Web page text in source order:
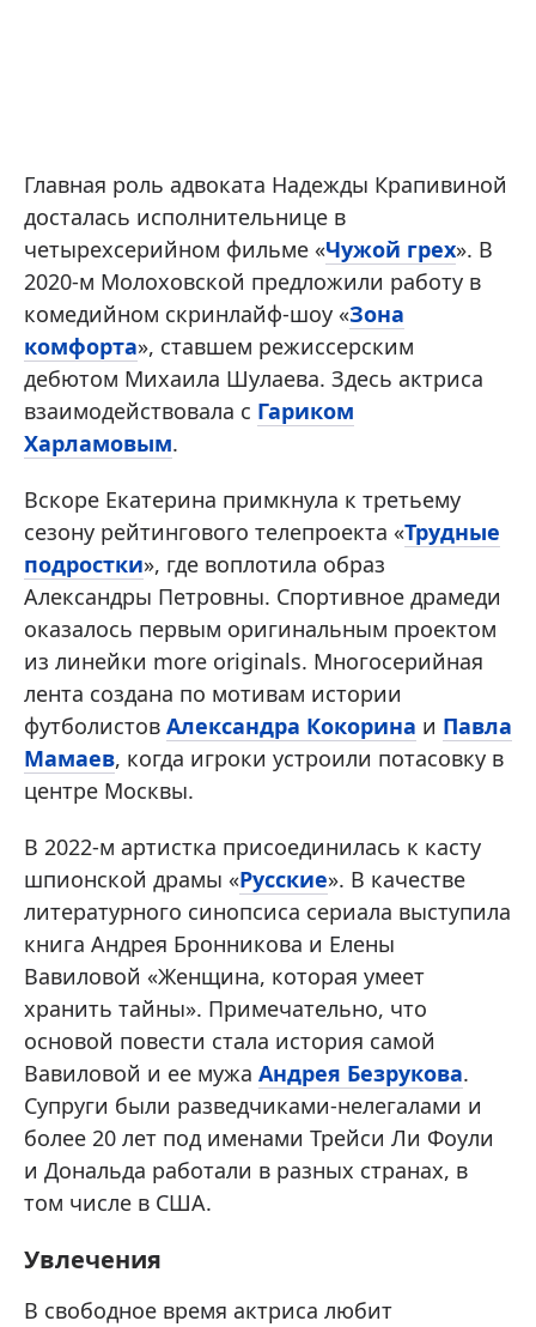
Главная роль адвоката Надежды Крапивиной
досталась исполнительнице в
четырехсерийном фильме «Чужой грех». В
2020-м Молоховской предложили работу в
комедийном скринлайф-шоу «Зона
комфорта», ставшем режиссерским
дебютом Михаила Шулаева. Здесь актриса
взаимодействовала с Гариком
Харламовым.
Вскоре Екатерина примкнула к третьему
сезону рейтингового телепроекта «Трудные
подростки», где воплотила образ
Александры Петровны. Спортивное драмеди
оказалось первым оригинальным проектом
из линейки more originals. Многосерийная
лента создана по мотивам истории
футболистов Александра Кокорина и Павла
Мамаев, когда игроки устроили потасовку в
центре Москвы.
В 2022-м артистка присоединилась к касту
шпионской драмы «Русские». В качестве
литературного синопсиса сериала выступила
книга Андрея Бронникова и Елены
Вавиловой «Женщина, которая умеет
хранить тайны». Примечательно, что
основой повести стала история самой
Вавиловой и ее мужа Андрея Безрукова.
Супруги были разведчиками-нелегалами и
более 20 лет под именами Трейси Ли Фоули
и Дональда работали в разных странах, в
том числе в США.
Увлечения
В свободное время актриса любит